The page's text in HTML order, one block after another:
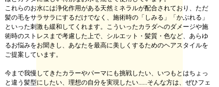
これらのお水には浄化作用がある天然ミネラルが配合されており、ただ
髪の毛をサラサラにするだけでなく、施術時の「しみる」「かぶれる」
といった刺激も緩和してくれます。こういったカラダへのダメージや施
術時のストレスまで考慮した上で、シルエット・髪質・色など、あらゆ
るお悩みをお聞きし、あなたを最高に美しくするためのヘアスタイルを
ご提案しています。
今まで我慢してきたカラーやパーマにも挑戦したい、いつもとはちょっ
と違う髪型にしたい、理想の自分を実現したい......そんな方は、ぜひフェ